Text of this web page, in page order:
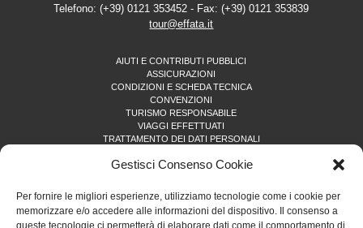
Gestisci Consenso Cookie
Per fornire le migliori esperienze, utilizziamo tecnologie come i cookie per
memorizzare e/o accedere alle informazioni del dispositivo. Il consenso a
queste tecnologie ci permetterà di elaborare dati come il comportamento di
Telefono: (+39) 0121 353452 - Fax: (+39) 0121 353839
tour@effata.it
AIUTI E CONTRIBUTI PUBBLICI
ASSICURAZIONI
CONDIZIONI E SCHEDA TECNICA
CONVENZIONI
TURISMO RESPONSABILE
VIAGGI EFFETTUATI
TRATTAMENTO DEI DATI PERSONALI
COOKIE POLICY (UE)
ISCRIVITI ALLA NEWSLETTER